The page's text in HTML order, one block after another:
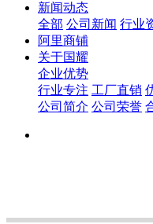
新闻动态
全部 公司新闻 行业
阿里商铺
关于国耀
企业优势
行业专注 工厂直销
公司简介 公司荣誉